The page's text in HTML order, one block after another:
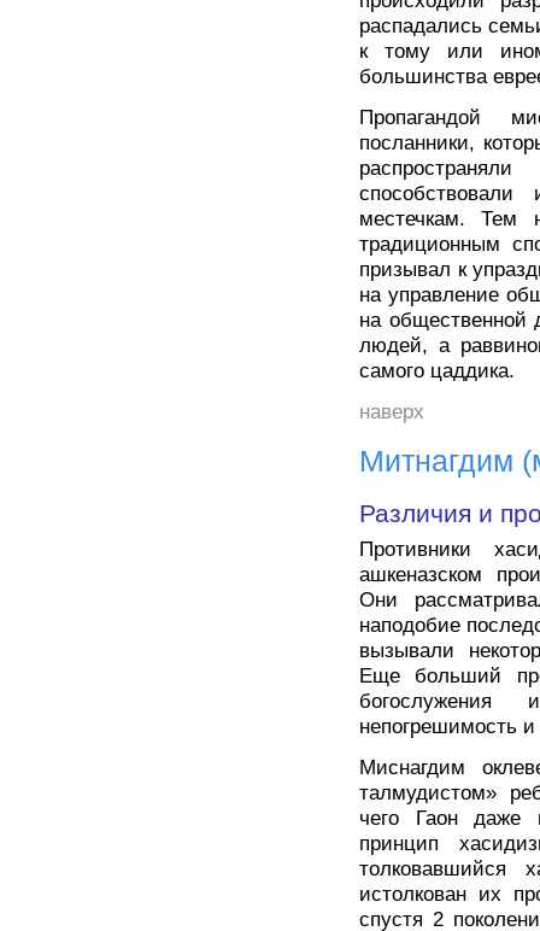
распадались
к тому или
большинства
Пропагандой
посланники,
местечкам. Тем
традиционным
призывал к
на управление
на общественной
людей, а
самого цаддика.
наверх
Митнагдим
Различия и
Противники
ашкеназском
Они
наподобие
вызывали
Еще больший
непогрешимость
Миснагдим
талмудистом»
чего Гаон даже
принцип
толковавшийся
истолкован их
спустя 2